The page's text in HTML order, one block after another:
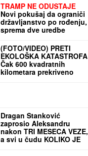
TRAMP NE ODUSTAJE
Novi pokušaj da ograniči
državljanstvo po rođenju,
sprema dve uredbe
(FOTO/VIDEO) PRETI
EKOLOŠKA KATASTROFA
Čak 600 kvadratnih
kilometara prekriveno
OTROVNOM MRLJOM:
Dragan Stanković
zaprosio Aleksandru
nakon TRI MESECA VEZE,
a svi u čudu KOLIKO JE